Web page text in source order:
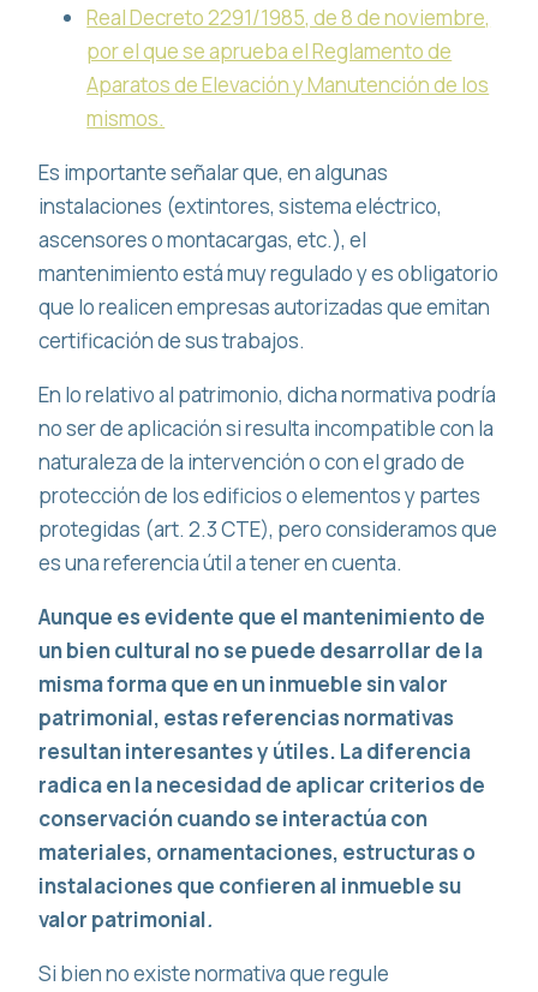
Real Decreto 2291/1985, de 8 de noviembre,
por el que se aprueba el Reglamento de
Aparatos de Elevación y Manutención de los
mismos.
Es importante señalar que, en algunas
instalaciones (extintores, sistema eléctrico,
ascensores o montacargas, etc.), el
mantenimiento está muy regulado y es obligatorio
que lo realicen empresas autorizadas que emitan
certificación de sus trabajos.
En lo relativo al patrimonio, dicha normativa podría
no ser de aplicación si resulta incompatible con la
naturaleza de la intervención o con el grado de
protección de los edificios o elementos y partes
protegidas (art. 2.3 CTE), pero consideramos que
es una referencia útil a tener en cuenta.
Aunque es evidente que el mantenimiento de
un bien cultural no se puede desarrollar de la
misma forma que en un inmueble sin valor
patrimonial, estas referencias normativas
resultan interesantes y útiles. La diferencia
radica en la necesidad de aplicar criterios de
conservación cuando se interactúa con
materiales, ornamentaciones, estructuras o
instalaciones que confieren al inmueble su
valor patrimonial.
Si bien no existe normativa que regule